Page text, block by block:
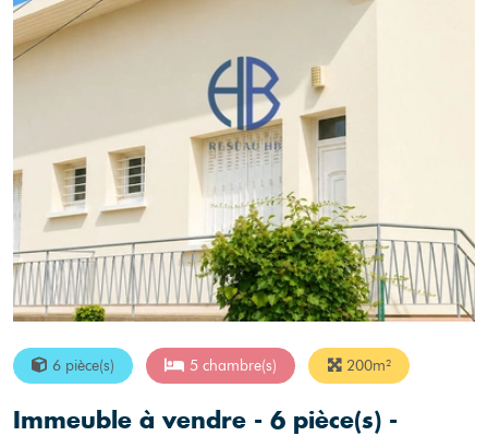
6 pièce(s) 5 chambre(s) 200m²
Immeuble à vendre - 6 pièce(s) -